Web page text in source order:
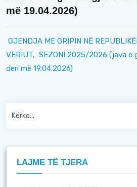
më 19.04.2026)
GJENDJA ME GRIPIN NË
VERIUT, SEZONI 2025/2026 (java e
deri më 19.04.2026)
LAJME TË TJERA